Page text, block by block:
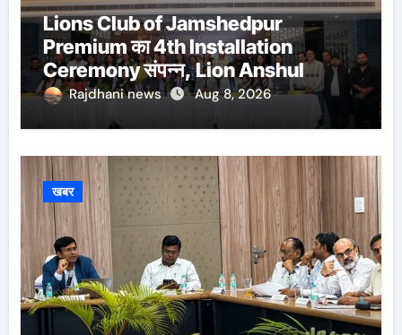
Lions Club of Jamshedpur
Premium का 4th Installation
Ceremony संपन्न, Lion Anshul
Ringasia ने संभाला अध्यक्ष पद
Rajdhani news Aug 8, 2026
खबर